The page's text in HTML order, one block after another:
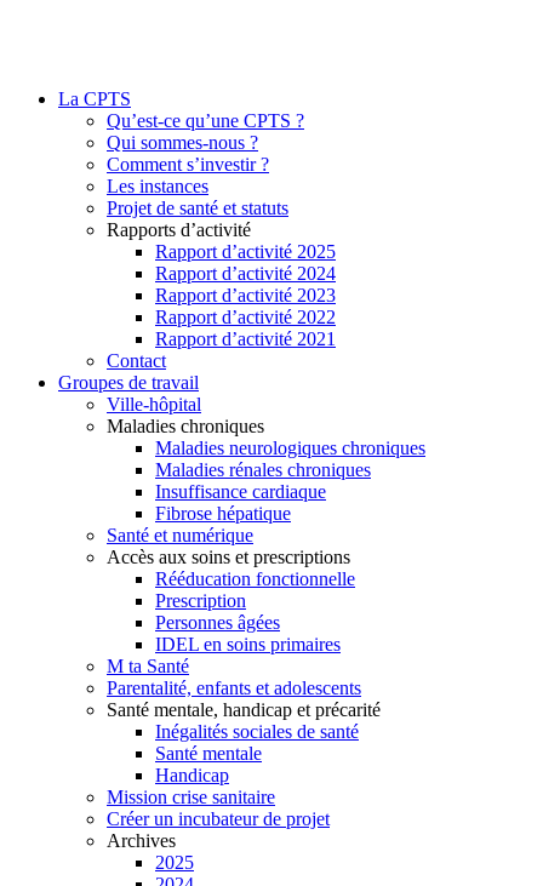
La CPTS
Qu’est-ce qu’une CPTS ?
Qui sommes-nous ?
Comment s’investir ?
Les instances
Projet de santé et statuts
Rapports d’activité
Rapport d’activité 2025
Rapport d’activité 2024
Rapport d’activité 2023
Rapport d’activité 2022
Rapport d’activité 2021
Contact
Groupes de travail
Ville-hôpital
Maladies chroniques
Maladies neurologiques chroniques
Maladies rénales chroniques
Insuffisance cardiaque
Fibrose hépatique
Santé et numérique
Accès aux soins et prescriptions
Rééducation fonctionnelle
Prescription
Personnes âgées
IDEL en soins primaires
M ta Santé
Parentalité, enfants et adolescents
Santé mentale, handicap et précarité
Inégalités sociales de santé
Santé mentale
Handicap
Mission crise sanitaire
Créer un incubateur de projet
Archives
2025